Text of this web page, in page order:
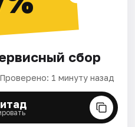
сбор
Проверено: 1 минуту назад